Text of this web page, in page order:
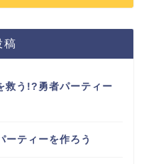
稿
救う!?勇者パーティー
ーティーを作ろう